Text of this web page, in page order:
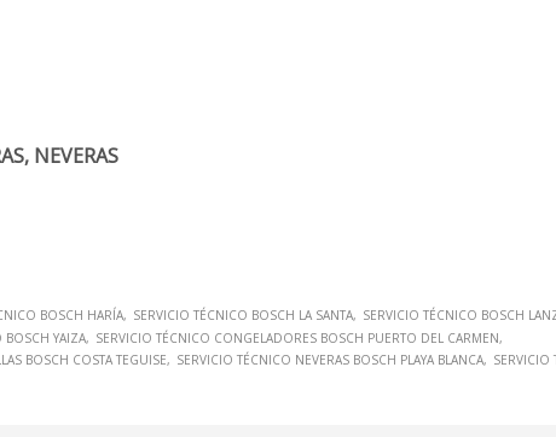
NEVERAS
BOSCH HARÍA SERVICIO TÉCNICO BOSCH LA SANTA SERVICIO TÉCNICO BOSCH
BOSCH YAIZA
SERVICIO TÉCNICO CONGELADORES BOSCH PUERTO DEL CARMEN
BOSCH COSTA TEGUISE SERVICIO TÉCNICO NEVERAS BOSCH PLAYA BLANCA SERVICIO